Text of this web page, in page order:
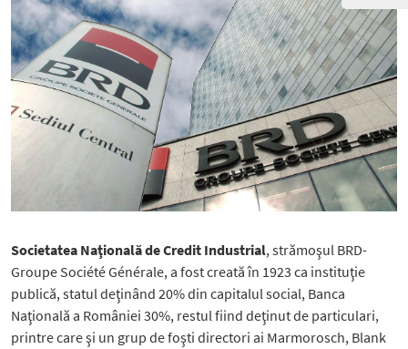
Societatea Naţională de Credit Industrial, strămoşul BRD-
Groupe Société Générale, a fost creată în 1923 ca instituţie
publică, statul deţinând 20% din capitalul social, Banca
Naţională a României 30%, restul fiind deţinut de particulari,
printre care şi un grup de foşti directori ai Marmorosch, Blank